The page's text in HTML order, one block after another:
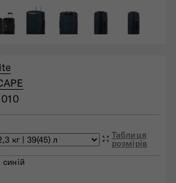
Таблиця
розмірів
синій